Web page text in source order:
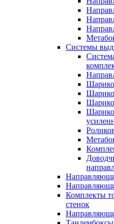
Системы
Комплекты
стенок